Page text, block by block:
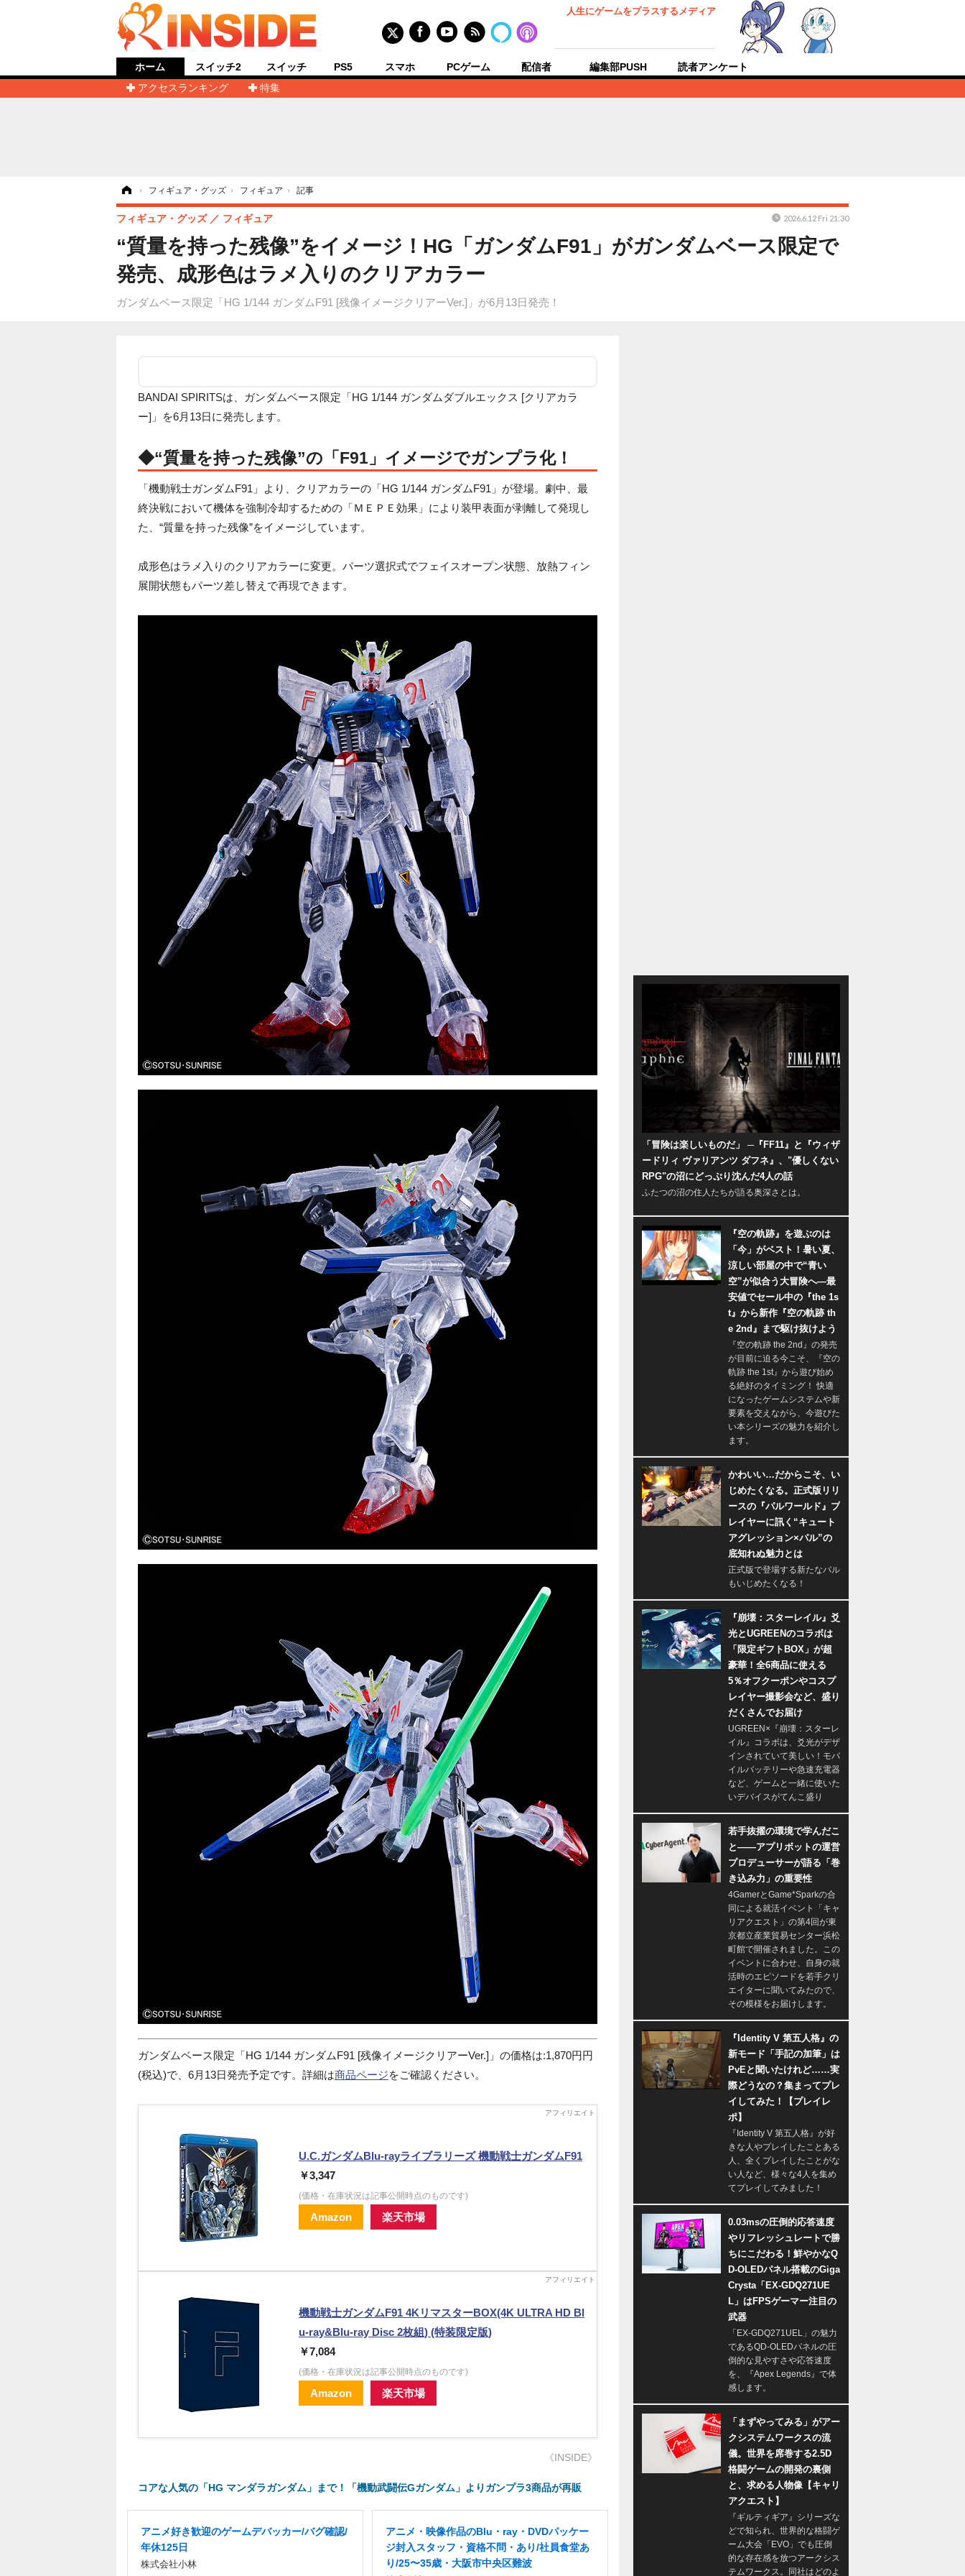
人生にゲームをプラスするメディア
ホーム
アクセスランキング
特集
スイッチ2 スイッチ PS5 スマホ PCゲーム 配信者 編集部PUSH 読者アンケート
› フィギュア・グッズ › フィギュア › 記事
“質量を持った残像”をイメージ！HG「ガンダムF91」がガンダムベース限定で
発売、成形色はラメ入りのクリアカラー
ガンダムベース限定「HG 1/144 ガンダムF91 [残像イメージクリアーVer.]」が6月13日発売！
フィギュア・グッズ フィギュア 2026.6.12 Fri 21:30
BANDAI SPIRITSは、ガンダムベース限定「HG 1/144 ガンダムダブルエックス [クリアカラ
ー]」を6月13日に発売します。
◆“質量を持った残像”の「F91」イメージでガンプラ化！
「機動戦士ガンダムF91」より、クリアカラーの「HG 1/144 ガンダムF91」が登場。劇中、最
終決戦において機体を強制冷却するための「ＭＥＰＥ効果」により装甲表面が剥離して発現し
た、“質量を持った残像”をイメージしています。
成形色はラメ入りのクリアカラーに変更。パーツ選択式でフェイスオープン状態、放熱フィン
展開状態もパーツ差し替えで再現できます。
ガンダムベース限定「HG 1/144 ガンダムF91 [残像イメージクリアーVer.]」の価格は:1,870円円
(税込)で、6月13日発売予定です。詳細は商品ページをご確認ください。
U.C.ガンダムBlu-rayライブラリーズ 機動戦士ガンダムF91
￥3,347
(価格・在庫状況は記事公開時点のものです)
Amazon 楽天市場
機動戦士ガンダムF91 4KリマスターBOX(4K ULTRA HD Bl
u-ray&Blu-ray Disc 2枚組) (特装限定版)
￥7,084
(価格・在庫状況は記事公開時点のものです)
Amazon 楽天市場
《INSIDE》
コアな人気の「HG マンダラガンダム」まで！「機動武闘伝Gガンダム」よりガンプラ3商品が再販
アニメ好き歓迎のゲームデバッカー/バグ確認/
年休125日
株式会社小林
アニメ・映像作品のBlu・ray・DVDパッケー
ジ封入スタッフ・資格不問・あり/社員食堂あ
り/25〜35歳・大阪市中央区難波
「冒険は楽しいものだ」 ─『FF11』と『ウィザ
ードリィ ヴァリアンツ ダフネ』、"優しくない
RPG"の沼にどっぷり沈んだ4人の話
ふたつの沼の住人たちが語る奥深さとは。
『空の軌跡』を遊ぶのは
「今」がベスト！暑い夏、
涼しい部屋の中で“青い
空”が似合う大冒険へ―最
安値でセール中の『the 1s
t』から新作『空の軌跡 th
e 2nd』まで駆け抜けよう
『空の軌跡 the 2nd』の発売
が目前に迫る今こそ、『空の
軌跡 the 1st』から遊び始め
る絶好のタイミング！ 快適
になったゲームシステムや新
要素を交えながら、今遊びた
い本シリーズの魅力を紹介し
ます。
かわいい…だからこそ、い
じめたくなる。正式版リリ
ースの『パルワールド』プ
レイヤーに訊く“キュート
アグレッション×パル”の
底知れぬ魅力とは
正式版で登場する新たなパル
もいじめたくなる！
『崩壊：スターレイル』爻
光とUGREENのコラボは
「限定ギフトBOX」が超
豪華！全6商品に使える
5％オフクーポンやコスプ
レイヤー撮影会など、盛り
だくさんでお届け
UGREEN×『崩壊：スターレ
イル』コラボは、爻光がデザ
インされていて美しい！モバ
イルバッテリーや急速充電器
など、ゲームと一緒に使いた
いデバイスがてんこ盛り
若手抜擢の環境で学んだこ
と――アプリボットの運営
プロデューサーが語る「巻
き込み力」の重要性
4GamerとGame*Sparkの合
同による就活イベント「キャ
リアクエスト」の第4回が東
京都立産業貿易センター浜松
町館で開催されました。この
イベントに合わせ、自身の就
活時のエピソードを若手クリ
エイターに聞いてみたので、
その模様をお届けします。
『Identity V 第五人格』の
新モード「手記の加筆」は
PvEと聞いたけれど……実
際どうなの？集まってプレ
イしてみた！【プレイレ
ポ】
『Identity V 第五人格』が好
きな人やプレイしたことある
人、全くプレイしたことがな
い人など、様々な4人を集め
てプレイしてみました！
0.03msの圧倒的応答速度
やリフレッシュレートで勝
ちにこだわる！鮮やかなQ
D-OLEDパネル搭載のGiga
Crysta「EX-GDQ271UE
L」はFPSゲーマー注目の
武器
「EX-GDQ271UEL」の魅力
であるQD-OLEDパネルの圧
倒的な見やすさや応答速度
を、『Apex Legends』で体
感します。
「まずやってみる」がアー
クシステムワークスの流
儀。世界を席巻する2.5D
格闘ゲームの開発の裏側
と、求める人物像【キャリ
アクエスト】
『ギルティギア』シリーズな
どで知られ、世界的な格闘ゲ
ーム大会「EVO」でも圧倒
的な存在感を放つアークシス
テムワークス。同社はどのよ